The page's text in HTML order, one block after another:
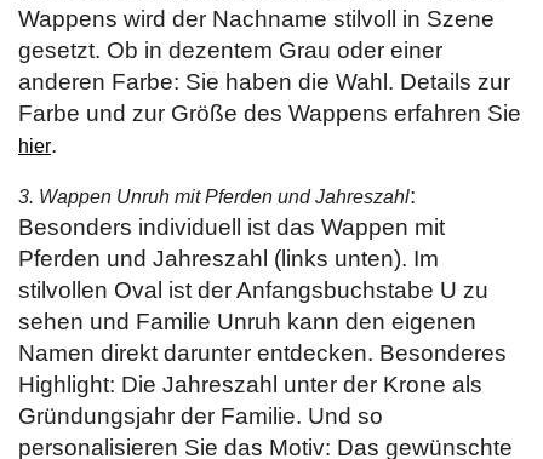
Wappens wird der Nachname stilvoll in Szene
gesetzt. Ob in dezentem Grau oder einer
anderen Farbe: Sie haben die Wahl. Details zur
Farbe und zur Größe des Wappens erfahren Sie
hier.
3. Wappen Unruh mit Pferden und Jahreszahl:
Besonders individuell ist das Wappen mit
Pferden und Jahreszahl (links unten). Im
stilvollen Oval ist der Anfangsbuchstabe U zu
sehen und Familie Unruh kann den eigenen
Namen direkt darunter entdecken. Besonderes
Highlight: Die Jahreszahl unter der Krone als
Gründungsjahr der Familie. Und so
personalisieren Sie das Motiv: Das gewünschte